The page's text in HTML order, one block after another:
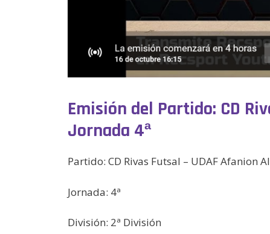
Emisión del Partido: CD
Jornada 4ª
Partido: CD Rivas Futsal – UDAF Afanion
Jornada: 4ª
División: 2ª División